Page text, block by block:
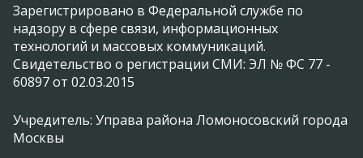
Зарегистрировано в Федеральной службе по
надзору в сфере связи, информационных
технологий и массовых коммуникаций.
Свидетельство о регистрации СМИ: ЭЛ № ФС 77 -
60897 от 02.03.2015
Учредитель: Управа района Ломоносовский города
Москвы